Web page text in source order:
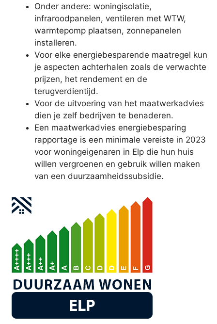
Onder andere: woningisolatie,
infraroodpanelen, ventileren met WTW,
warmtepomp plaatsen, zonnepanelen
installeren.
Voor elke energiebesparende maatregel kun
je aspecten achterhalen zoals de verwachte
prijzen, het rendement en de
terugverdientijd.
Voor de uitvoering van het maatwerkadvies
dien je zelf bedrijven te benaderen.
Een maatwerkadvies energiebesparing
rapportage is een minimale vereiste in 2023
voor woningeigenaren in Elp die hun huis
willen vergroenen en gebruik willen maken
van een duurzaamheidssubsidie.